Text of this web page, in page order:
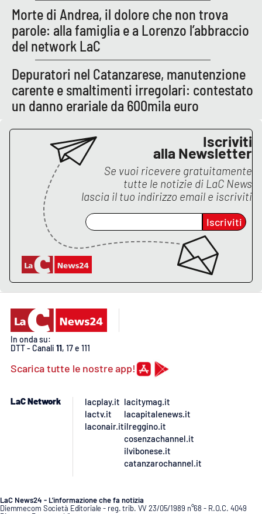
Buona Sanità Calabria
CALABRIAVISIONE
Destinazioni
Storie
NETWORK
Lacplay.it
Lactv.it
Laconair.it
Lacitymag.it
Lacapitalenews.it
Ilreggino.it
Cosenzachannel.it
Morte di Andrea, il dolore che non trova
parole: alla famiglia e a Lorenzo l’abbraccio
del network LaC
Depuratori nel Catanzarese, manutenzione
carente e smaltimenti irregolari: contestato
un danno erariale da 600mila euro
Iscriviti
alla Newsletter
Se vuoi ricevere gratuitamente
tutte le notizie di LaC News
lascia il tuo indirizzo email e iscriviti
Iscriviti
In onda su:
DTT - Canali 11, 17 e 111
Scarica tutte le nostre app!
LaC Network
lacplay.it
lactv.it
laconair.it
lacitymag.it
lacapitalenews.it
ilreggino.it
cosenzachannel.it
ilvibonese.it
catanzarochannel.it
LaC News24 - L’informazione che fa notizia
Diemmecom Società Editoriale - reg. trib. VV 23/05/1989 n°68 - R.O.C. 4049